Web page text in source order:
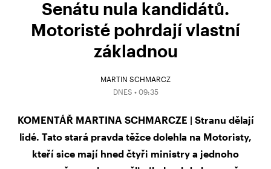
Senátu nula kandidátů.
Motoristé pohrdají vlastní
základnou
MARTIN SCHMARCZ
DNES • 09:35
KOMENTÁŘ MARTINA SCHMARCZE | Stranu dělají
lidé. Tato stará pravda těžce dolehla na Motoristy,
kteří sice mají hned čtyři ministry a jednoho